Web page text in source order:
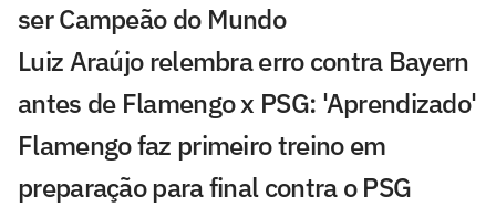
ser Campeão do Mundo
Luiz Araújo relembra erro contra Bayern
antes de Flamengo x PSG: 'Aprendizado'
Flamengo faz primeiro treino em
preparação para final contra o PSG